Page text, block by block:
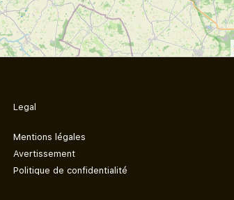
Legal
Mentions légales
Avertissement
Politique de confidentialité